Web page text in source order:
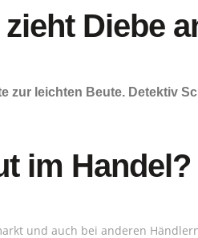
Diebe
zur leichten Beute. Detektiv
im Handel?
und auch bei anderen